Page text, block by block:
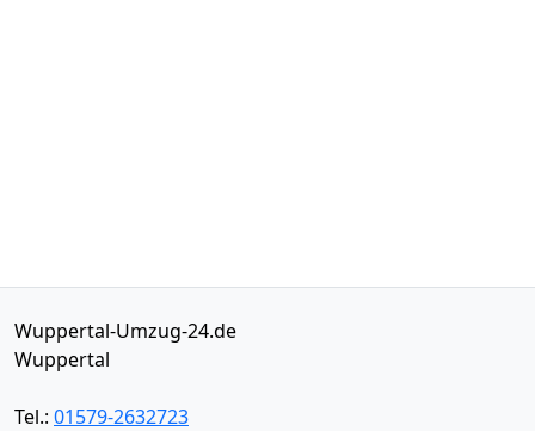
Wuppertal-Umzug-24.de
Wuppertal
Tel.: 01579-2632723